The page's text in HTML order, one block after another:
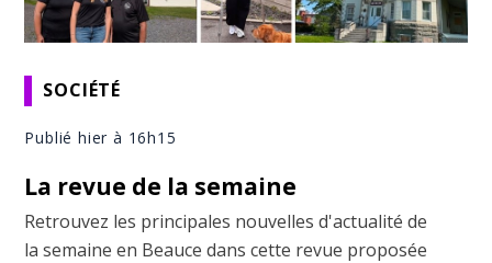
SOCIÉTÉ
Publié hier à 16h15
La revue de la semaine
Retrouvez les principales nouvelles d'actualité de
la semaine en Beauce dans cette revue proposée